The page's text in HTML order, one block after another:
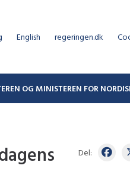
English regeringen.dk
OG MINISTEREN FOR
Del: